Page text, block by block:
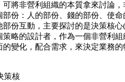
將非營利組織的本質拿來討論
份：人的部份、錢的部份、使
份互動，主要探討的是決策核心
略的設計者，作為一個非營利
變化，配合需求，來決定業務的
策核